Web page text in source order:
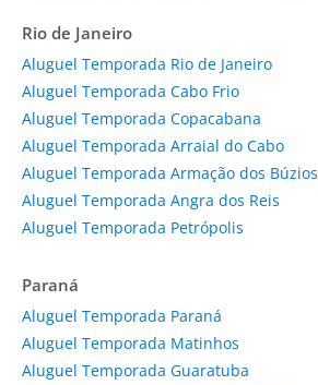
Rio de Janeiro
Aluguel Temporada Rio de Janeiro
Aluguel Temporada Cabo Frio
Aluguel Temporada Copacabana
Aluguel Temporada Arraial do Cabo
Aluguel Temporada Armação dos Búzios
Aluguel Temporada Angra dos Reis
Aluguel Temporada Petrópolis
Paraná
Aluguel Temporada Paraná
Aluguel Temporada Matinhos
Aluguel Temporada Guaratuba